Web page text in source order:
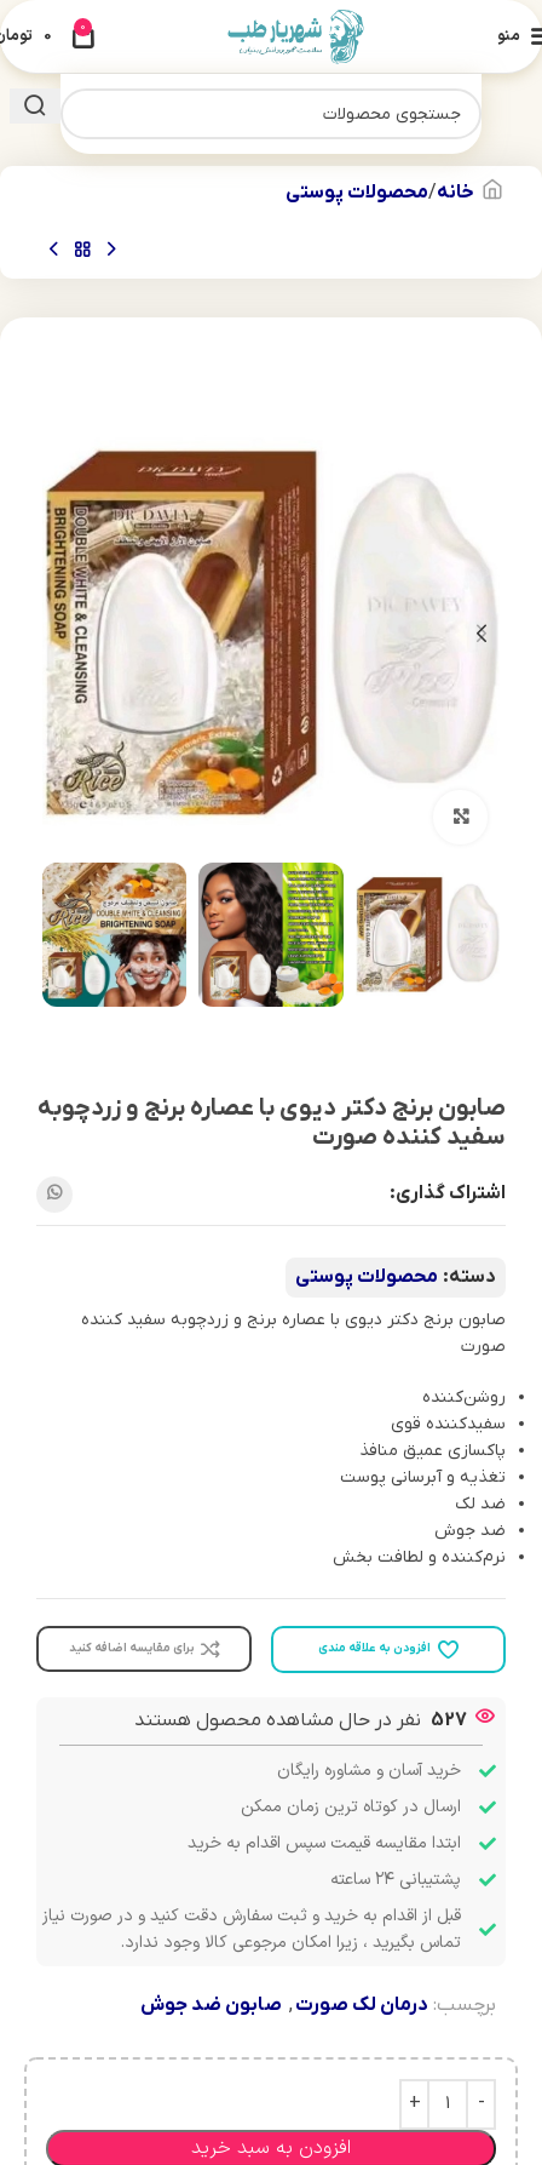
منو 0
0
خانه محصولات پوستی
صابون برنج دکتر دیوی با عصاره برنج و زردچوبه
سفید کننده صورت
اشتراک گذاری:
دسته: محصولات پوستی
صابون برنج دکتر دیوی با عصاره برنج و زردچوبه سفید کننده
صورت
روشن‌کننده
سفیدکننده قوی
پاکسازی عمیق منافذ
تغذیه و آبرسانی پوست
ضد لک
ضد جوش
نرم‌کننده و لطافت‌ بخش
افزودن به علاقه مندی برای مقایسه اضافه کنید
527 نفر در حال مشاهده محصول هستند
خرید آسان و مشاوره رایگان
ارسال در کوتاه ترین زمان ممکن
ابتدا مقایسه قیمت سپس اقدام به خرید
پشتیبانی ۲۴ ساعته
قبل از اقدام به خرید و ثبت سفارش دقت کنید و در صورت نیاز
تماس بگیرید ، زیرا امکان مرجوعی کالا وجود ندارد.
برچسب: درمان لک صورت, صابون ضد جوش
افزودن به سبد خرید